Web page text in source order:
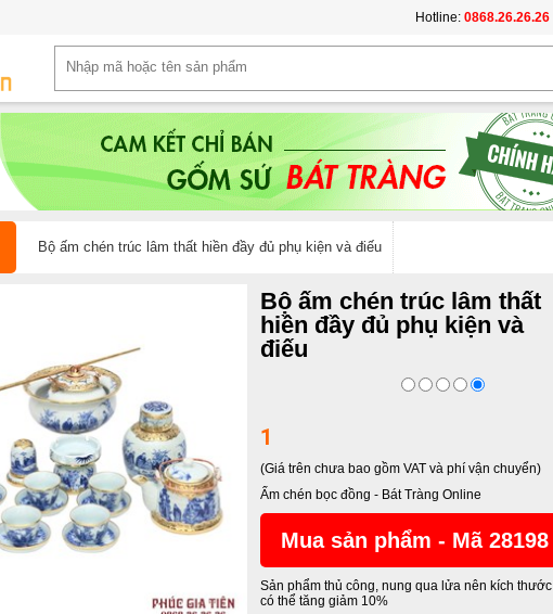
Hotline: 0868.26.26.26
Bộ ấm chén trúc lâm thất hiền đầy đủ phụ kiện và điếu
Bộ ấm chén trúc lâm thất
hiền đầy đủ phụ kiện và
điếu
1
(Giá trên chưa bao gồm VAT và phí vận chuyển)
Ấm chén bọc đồng - Bát Tràng Online
Mua sản phẩm - Mã 28198
Sản phẩm thủ công, nung qua lửa nên kích thước
có thể tăng giảm 10%